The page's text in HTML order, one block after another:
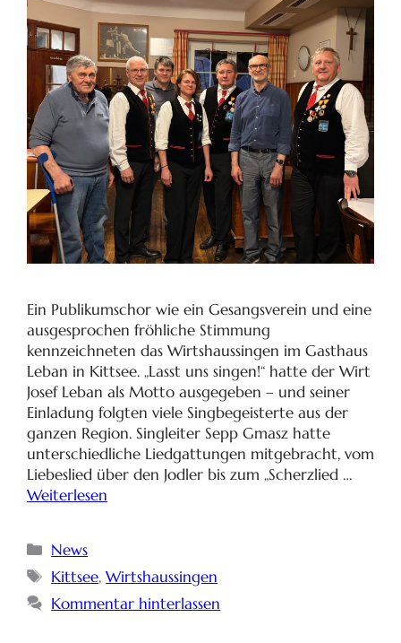
Ein Publikumschor wie ein Gesangsverein und eine
ausgesprochen fröhliche Stimmung
kennzeichneten das Wirtshaussingen im Gasthaus
Leban in Kittsee. „Lasst uns singen!“ hatte der Wirt
Josef Leban als Motto ausgegeben – und seiner
Einladung folgten viele Singbegeisterte aus der
ganzen Region. Singleiter Sepp Gmasz hatte
unterschiedliche Liedgattungen mitgebracht, vom
Liebeslied über den Jodler bis zum „Scherzlied …
Weiterlesen
News
Kittsee,Wirtshaussingen
Kommentar hinterlassen